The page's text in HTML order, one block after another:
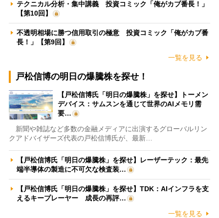
テクニカル分析・集中講義 投資コミック「俺がカブ番長！」
【第10回】
不透明相場に勝つ信用取引の極意 投資コミック「俺がカブ番
長！」【第9回】
一覧を見る
戸松信博の明日の爆騰株を探せ！
【戸松信博氏「明日の爆騰株」を探せ】トーメン
デバイス：サムスンを通じて世界のAIメモリ需
要…
新聞や雑誌など多数の金融メディアに出演するグローバルリン
クアドバイザーズ代表の戸松信博氏が、最新…
【戸松信博氏「明日の爆騰株」を探せ】レーザーテック：最先
端半導体の製造に不可欠な検査装…
【戸松信博氏「明日の爆騰株」を探せ】TDK：AIインフラを支
えるキープレーヤー 成長の再評…
一覧を見る